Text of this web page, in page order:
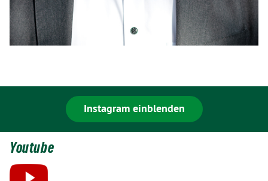
Instagram einblenden
Youtube